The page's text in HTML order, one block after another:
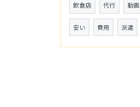
飲食店 代行 動画
安い 費用 派遣